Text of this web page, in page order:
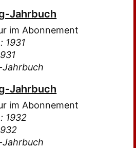
Jahrbuch
im Abonnement
1931
Jahrbuch
im Abonnement
1932